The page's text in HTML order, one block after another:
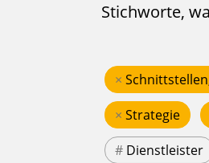
Stichworte,
×
× Strategie
# Dienstleister